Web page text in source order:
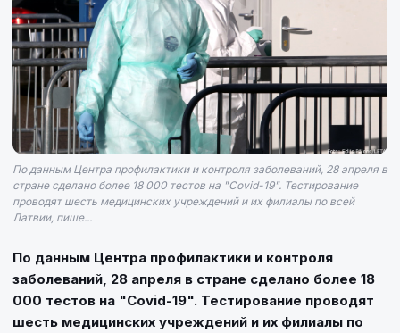
По данным Центра профилактики и контроля заболеваний, 28 апреля в
стране сделано более 18 000 тестов на "Covid-19". Тестирование
проводят шесть медицинских учреждений и их филиалы по всей
Латвии, пише...
По данным Центра профилактики и контроля
заболеваний, 28 апреля в стране сделано более 18
000 тестов на "Covid-19". Тестирование проводят
шесть медицинских учреждений и их филиалы по